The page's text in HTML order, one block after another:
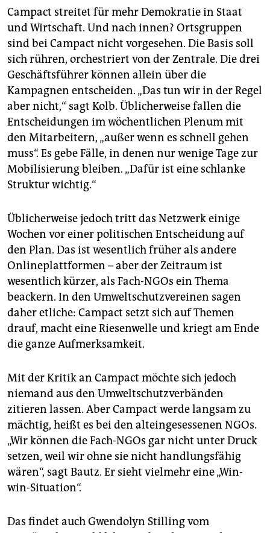
Campact streitet für mehr Demokratie in Staat
und Wirtschaft. Und nach innen? Ortsgruppen
sind bei Campact nicht vorgesehen. Die Basis soll
sich rühren, orchestriert von der Zentrale. Die drei
Geschäftsführer können allein über die
Kampagnen entscheiden. „Das tun wir in der Regel
aber nicht,“ sagt Kolb. Üblicherweise fallen die
Entscheidungen im wöchentlichen Plenum mit
den Mitarbeitern, „außer wenn es schnell gehen
muss“. Es gebe Fälle, in denen nur wenige Tage zur
Mobilisierung bleiben. „Dafür ist eine schlanke
Struktur wichtig.“
Üblicherweise jedoch tritt das Netzwerk einige
Wochen vor einer politischen Entscheidung auf
den Plan. Das ist wesentlich früher als andere
Onlineplattformen – aber der Zeitraum ist
wesentlich kürzer, als Fach-NGOs ein Thema
beackern. In den Umweltschutzvereinen sagen
daher etliche: Campact setzt sich auf Themen
drauf, macht eine Riesenwelle und kriegt am Ende
die ganze Aufmerksamkeit.
Mit der Kritik an Campact möchte sich jedoch
niemand aus den Umweltschutzverbänden
zitieren lassen. Aber Campact werde langsam zu
mächtig, heißt es bei den alteingesessenen NGOs.
„Wir können die Fach-NGOs gar nicht unter Druck
setzen, weil wir ohne sie nicht handlungsfähig
wären“, sagt Bautz. Er sieht vielmehr eine „Win-
win-Situation“.
Das findet auch Gwendolyn Stilling vom